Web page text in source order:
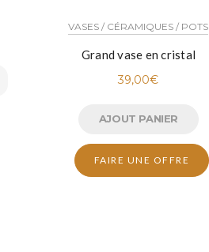
VASES / CÉRAMIQUES / POTS
Grand vase en cristal
39,00€
AJOUT PANIER
FAIRE UNE OFFRE